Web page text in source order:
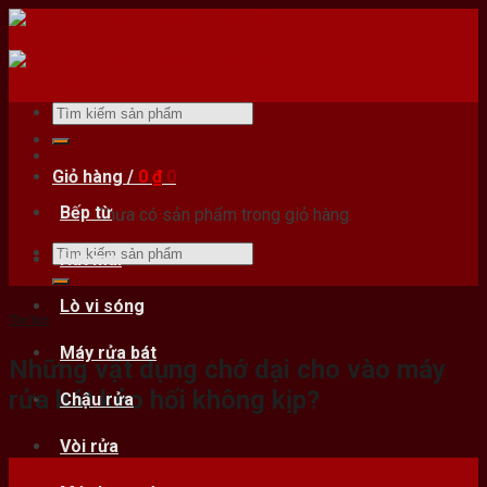
Skip
content
Bếp từ
Hút mùi
Lò vi sóng
Máy rửa bát
Chậu rửa
Vòi rửa
Tìm
kiếm:
Giỏ hàng / 0 ₫ 0
Chưa có sản phẩm trong giỏ hàng.
Tìm
kiếm:
Tin tức
Những vật dụng chớ dại cho vào máy
rửa bát kẻo hối không kịp?